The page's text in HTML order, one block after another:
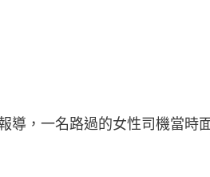
民宿住客並非當地居民，「如
應該有執法人員出面勸阻：